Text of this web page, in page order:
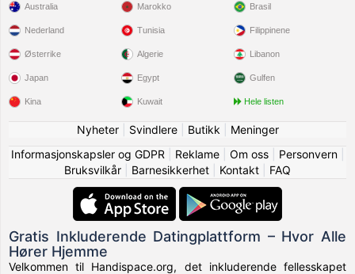
Australia
Nederland
Østerrike
Japan
Kina
Marokko
Tunisia
Algerie
Egypt
Kuwait
Brasil
Filippinene
Libanon
Gulfen
Hele listen
Nyheter| Svindlere| Butikk
Meninger
Informasjonskapsler og GDPR
Reklame| Om oss| Personvern|
Bruksvilkår
Barnesikkerhet Kontakt FAQ
Gratis Inkluderende Datingplattform – Hvor Alle
Hører Hjemme
Velkommen til Handispace.org, det inkluderende fellesskapet